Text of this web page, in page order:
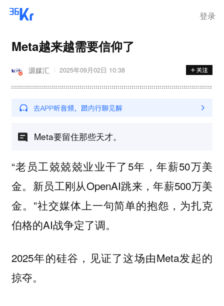
登录
Meta越来越需要信仰了
源媒汇 2025年09月02日 10:38
Meta要留住那些天才。
“老员工兢兢兢业业干了5年，年薪50万美
金。新员工刚从OpenAI跳来，年薪500万美
金。”社交媒体上一句简单的抱怨，为扎克
伯格的AI战争定了调。
2025年的硅谷，见证了这场由Meta发起的
掠夺。